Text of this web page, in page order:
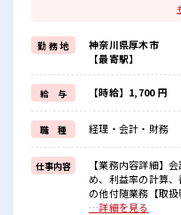
≪週休2日制≫
週末は家族や友人と一緒にプ
≪ヘアカラーOKで自由な雰囲
明るすぎたり奇抜でなければ
(規定有)≪未経験の方も大カ
新しいことにチャレンジする
しっかり働く環境が整っていま
イチからスキルUP・ステップ
■職場の雰囲気
“コジンマリ”が好きな方にも
少人数の職場です♪
明るすぎたり奇抜過ぎなけれ
勤 務 地
神奈川県厚木市
【最寄駅】
給 与 【時給】1,700 円
職 種 経理・会計・財務
仕事内容
【業務内容詳細】
め、利益率の計算
の他付随業務【取扱製
PR ≪残業基本なし≫
…詳細を見る